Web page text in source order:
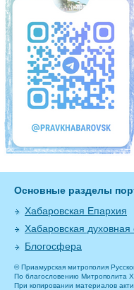
Основные разделы
Хабаровская Епархия
Хабаровская
Блогосфера
© Приамурская митрополия
По благословению Митрополита
При копировании материалов